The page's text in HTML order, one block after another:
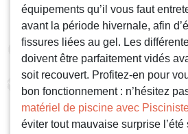
équipements qu’il vous faut
avant la période hivernale, afin
fissures liées au gel. Les
doivent être parfaitement vidés
soit recouvert. Profitez-en pour
bon fonctionnement : n’hésitez
matériel de piscine avec
éviter tout mauvaise surprise l’été